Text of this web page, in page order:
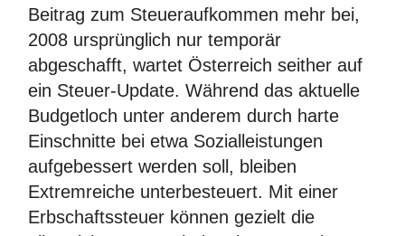
Beitrag zum Steueraufkommen mehr bei,
2008 ursprünglich nur temporär
abgeschafft, wartet Österreich seither auf
ein Steuer-Update. Während das aktuelle
Budgetloch unter anderem durch harte
Einschnitte bei etwa Sozialleistungen
aufgebessert werden soll, bleiben
Extremreiche unterbesteuert. Mit einer
Erbschaftssteuer können gezielt die